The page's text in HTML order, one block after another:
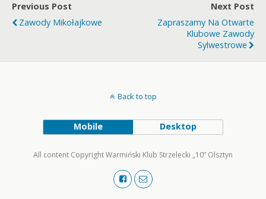
Previous Post
Zawody Mikołajkowe
Next Post
Zapraszamy Na Otwarte
Klubowe Zawody
Sylwestrowe
Back to top
Mobile Desktop
All content Copyright Warmiński Klub Strzelecki „10” Olsztyn